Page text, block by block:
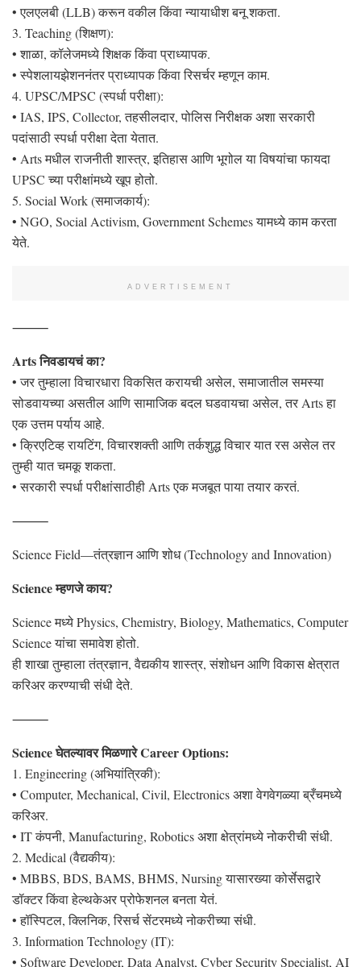
• एलएलबी (LLB) करून वकील किंवा न्यायाधीश बनू शकता.
3. Teaching (शिक्षण):
• शाळा, कॉलेजमध्ये शिक्षक किंवा प्राध्यापक.
• स्पेशलायझेशननंतर प्राध्यापक किंवा रिसर्चर म्हणून काम.
4. UPSC/MPSC (स्पर्धा परीक्षा):
• IAS, IPS, Collector, तहसीलदार, पोलिस निरीक्षक अशा सरकारी
पदांसाठी स्पर्धा परीक्षा देता येतात.
• Arts मधील राजनीती शास्त्र, इतिहास आणि भूगोल या विषयांचा फायदा
UPSC च्या परीक्षांमध्ये खूप होतो.
5. Social Work (समाजकार्य):
• NGO, Social Activism, Government Schemes यामध्ये काम करता
येते.
ADVERTISEMENT
⸻
Arts निवडायचं का?
• जर तुम्हाला विचारधारा विकसित करायची असेल, समाजातील समस्या
सोडवायच्या असतील आणि सामाजिक बदल घडवायचा असेल, तर Arts हा
एक उत्तम पर्याय आहे.
• क्रिएटिव्ह रायटिंग, विचारशक्ती आणि तर्कशुद्ध विचार यात रस असेल तर
तुम्ही यात चमकू शकता.
• सरकारी स्पर्धा परीक्षांसाठीही Arts एक मजबूत पाया तयार करतं.
⸻
Science Field—तंत्रज्ञान आणि शोध (Technology and Innovation)
Science म्हणजे काय?
Science मध्ये Physics, Chemistry, Biology, Mathematics, Computer
Science यांचा समावेश होतो.
ही शाखा तुम्हाला तंत्रज्ञान, वैद्यकीय शास्त्र, संशोधन आणि विकास क्षेत्रात
करिअर करण्याची संधी देते.
⸻
Science घेतल्यावर मिळणारे Career Options:
1. Engineering (अभियांत्रिकी):
• Computer, Mechanical, Civil, Electronics अशा वेगवेगळ्या ब्रँचमध्ये
करिअर.
• IT कंपनी, Manufacturing, Robotics अशा क्षेत्रांमध्ये नोकरीची संधी.
2. Medical (वैद्यकीय):
• MBBS, BDS, BAMS, BHMS, Nursing यासारख्या कोर्सेसद्वारे
डॉक्टर किंवा हेल्थकेअर प्रोफेशनल बनता येतं.
• हॉस्पिटल, क्लिनिक, रिसर्च सेंटरमध्ये नोकरीच्या संधी.
3. Information Technology (IT):
• Software Developer, Data Analyst, Cyber Security Specialist, AI